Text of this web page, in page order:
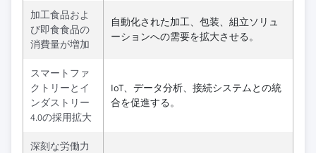
加工食品およ
び即食食品の
消費量が増加
自動化された加工、包装、組立ソリュ
ーションへの需要を拡大させる。
スマートファ
クトリーとイ
ンダストリー
4.0の採用拡大
IoT、データ分析、接続システムとの統
合を促進する。
深刻な労働力